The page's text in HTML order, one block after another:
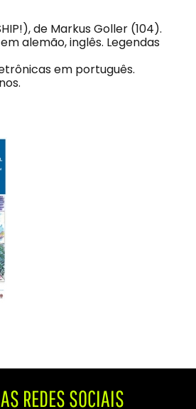
de Markus Goller (104).
em alemão, inglês. Legendas
em português.
REDES SOCIAIS